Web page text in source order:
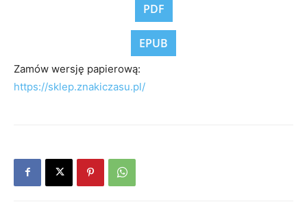
PDF
EPUB
Zamów wersję papierową:
https://sklep.znakiczasu.pl/